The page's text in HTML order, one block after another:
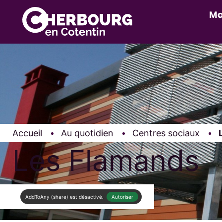
Accueil Au quotidien Centres sociaux
Les Flamands
AddToAny (share) est désactivé. Autoriser